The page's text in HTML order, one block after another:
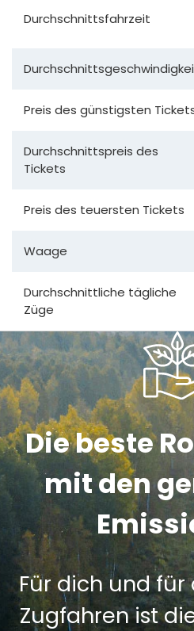
Durchschnittsfahrzeit
Preis des günstigsten
Durchschnittspreis des
Tickets
Preis des teuersten Tickets
Waage
Durchschnittliche tägliche
Züge
Die beste
mit den
Für dich und für
Zugfahren ist